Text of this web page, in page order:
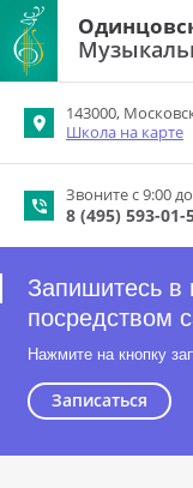
143000,
Школа на карте
Звоните с 9:00
8 (495) 593-01-
Запишитесь
посредством
Нажмите на кнопку
Записаться